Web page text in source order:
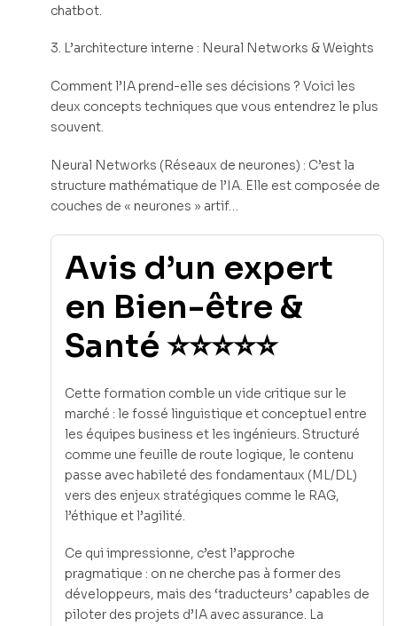
chatbot.
3. L’architecture interne : Neural Networks & Weights
Comment l’IA prend-elle ses décisions ? Voici les
deux concepts techniques que vous entendrez le plus
souvent.
Neural Networks (Réseaux de neurones) : C’est la
structure mathématique de l’IA. Elle est composée de
couches de « neurones » artif…
Avis d’un expert
en Bien-être &
Santé ⭐⭐⭐⭐⭐
Cette formation comble un vide critique sur le
marché : le fossé linguistique et conceptuel entre
les équipes business et les ingénieurs. Structuré
comme une feuille de route logique, le contenu
passe avec habileté des fondamentaux (ML/DL)
vers des enjeux stratégiques comme le RAG,
l’éthique et l’agilité.
Ce qui impressionne, c’est l’approche
pragmatique : on ne cherche pas à former des
développeurs, mais des ‘traducteurs’ capables de
piloter des projets d’IA avec assurance. La